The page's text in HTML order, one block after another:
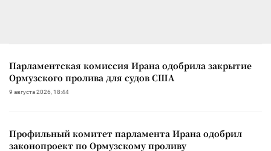
Парламентская комиссия Ирана одобрила закрытие
Ормузского пролива для судов США
9 августа 2026, 18:44
Профильный комитет парламента Ирана одобрил
законопроект по Ормузскому проливу